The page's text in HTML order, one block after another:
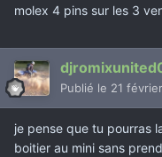
molex 4 pins sur les 3
Publié le 21
je pense que tu pourras
boitier au mini sans